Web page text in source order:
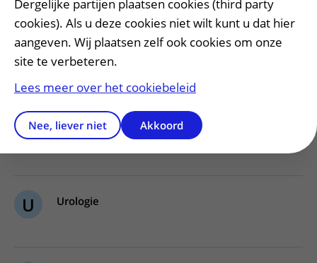
S
Spineteam
Spoedeisende hulp
Sportgeneeskunde
T Traumachirurgie
U Urologie
Dergelijke partijen plaatsen cookies (third party
cookies). Als u deze cookies niet wilt kunt u dat hier
aangeven. Wij plaatsen zelf ook cookies om onze
site te verbeteren.
Lees meer over het cookiebeleid
Nee, liever niet Akkoord